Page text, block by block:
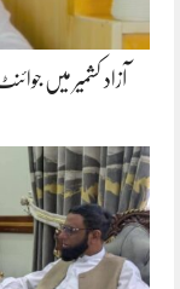
آزاد کشمیر میں